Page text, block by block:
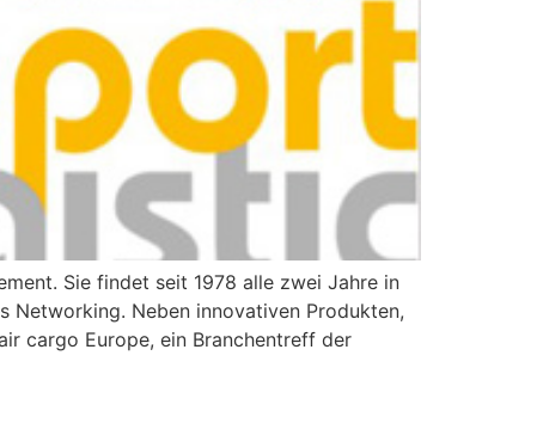
Sie findet seit 1978 alle zwei Jahre in
Neben innovativen Produkten,
cargo Europe, ein Branchentreff der